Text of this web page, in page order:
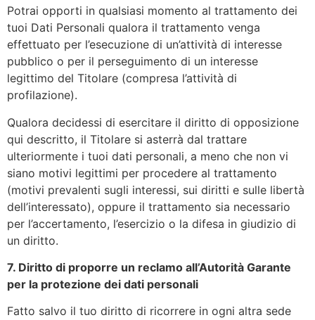
Potrai opporti in qualsiasi momento al trattamento dei
tuoi Dati Personali qualora il trattamento venga
effettuato per l’esecuzione di un’attività di interesse
pubblico o per il perseguimento di un interesse
legittimo del Titolare (compresa l’attività di
profilazione).
Qualora decidessi di esercitare il diritto di opposizione
qui descritto, il Titolare si asterrà dal trattare
ulteriormente i tuoi dati personali, a meno che non vi
siano motivi legittimi per procedere al trattamento
(motivi prevalenti sugli interessi, sui diritti e sulle libertà
dell’interessato), oppure il trattamento sia necessario
per l’accertamento, l’esercizio o la difesa in giudizio di
un diritto.
7. Diritto di proporre un reclamo all’Autorità Garante
per la protezione dei dati personali
Fatto salvo il tuo diritto di ricorrere in ogni altra sede